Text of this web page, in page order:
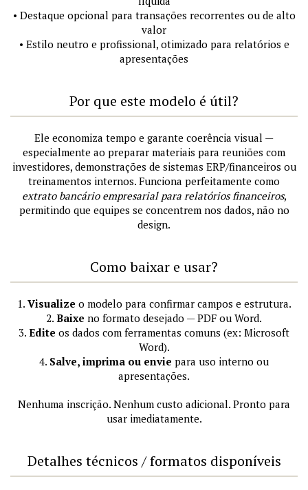
• Destaque opcional para transações recorrentes ou de alto
valor
• Estilo neutro e profissional, otimizado para relatórios e
apresentações
Por que este modelo é útil?
Ele economiza tempo e garante coerência visual —
especialmente ao preparar materiais para reuniões com
investidores, demonstrações de sistemas ERP/financeiros ou
treinamentos internos. Funciona perfeitamente como
extrato bancário empresarial para relatórios financeiros,
permitindo que equipes se concentrem nos dados, não no
design.
Como baixar e usar?
1. Visualize o modelo para confirmar campos e estrutura.
2. Baixe no formato desejado — PDF ou Word.
3. Edite os dados com ferramentas comuns (ex: Microsoft
Word).
4. Salve, imprima ou envie para uso interno ou
apresentações.
Nenhuma inscrição. Nenhum custo adicional. Pronto para
usar imediatamente.
Detalhes técnicos / formatos disponíveis